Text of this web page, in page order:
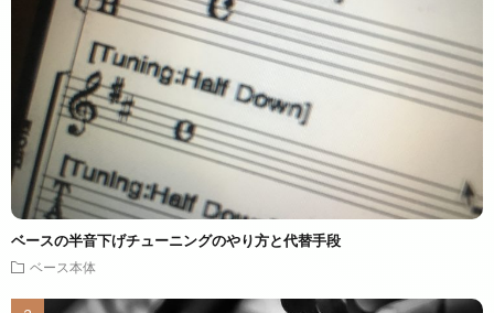
ベースの半音下げチューニングのやり方と代替手段
ベース本体